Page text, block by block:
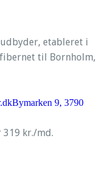
etableret i
til Bornholm,
Bymarken 9, 3790
kr./md.